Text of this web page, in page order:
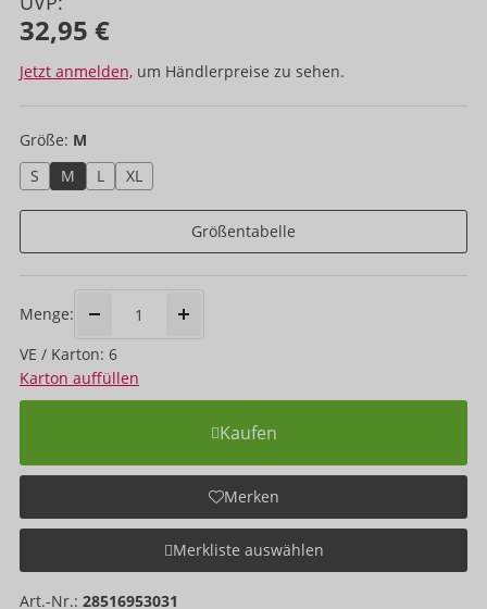
32,95 €
Jetzt anmelden, um Händlerpreise zu sehen.
Größe: M
S
M L XL
Größentabelle
Menge:
VE / Karton: 6
Karton auffüllen
Kaufen
Merken
Merkliste auswählen
Art.-Nr.: 28516953031